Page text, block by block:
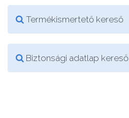
Termékismertető kereső
Biztonsági adatlap kereső